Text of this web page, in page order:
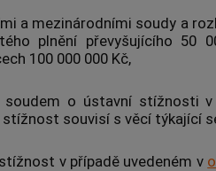
a mezinárodními soudy a
plnění převyšujícího 50
100 000 000 Kč,
soudem o ústavní stížnosti v
souvisí s věcí týkající
v případě uvedeném v